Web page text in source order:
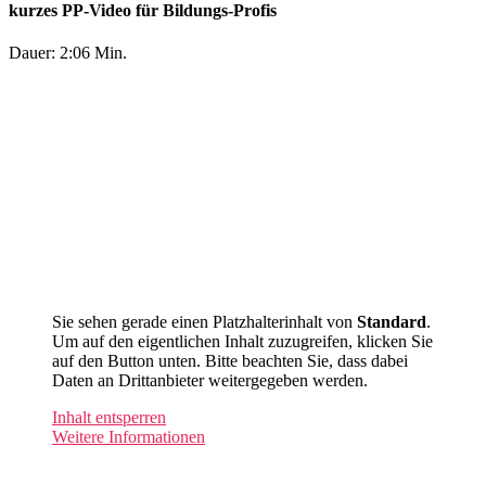
kurzes PP-Video für Bildungs-Profis
Dauer: 2:06 Min.
Sie sehen gerade einen Platzhalterinhalt von Standard.
Um auf den eigentlichen Inhalt zuzugreifen, klicken Sie
auf den Button unten. Bitte beachten Sie, dass dabei
Daten an Drittanbieter weitergegeben werden.
Inhalt entsperren
Weitere Informationen